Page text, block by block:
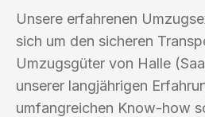
Unsere erfahrenen
sich um den sicheren
Umzugsgüter von Halle
unserer langjährigen
umfangreichen Know-how